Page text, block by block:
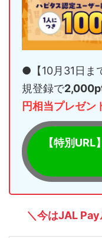
●【10月31日ま
規登録で
円相当プレゼン
【特別
＼今はJAL